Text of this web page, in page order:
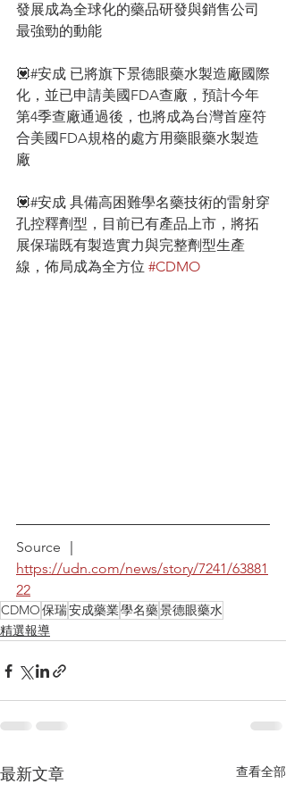
發展成為全球化的藥品研發與銷售公司
最強勁的動能
💟#安成 已將旗下景德眼藥水製造廠國際
化，並已申請美國FDA查廠，預計今年
第4季查廠通過後，也將成為台灣首座符
合美國FDA規格的處方用藥眼藥水製造
廠
💟#安成 具備高困難學名藥技術的雷射穿
孔控釋劑型，目前已有產品上市，將拓
展保瑞既有製造實力與完整劑型生產
線，佈局成為全方位 #CDMO
Source ｜
https://udn.com/news/story/7241/63881
22
CDMO保瑞安成藥業學名藥景德眼藥水
精選報導
最新文章 查看全部